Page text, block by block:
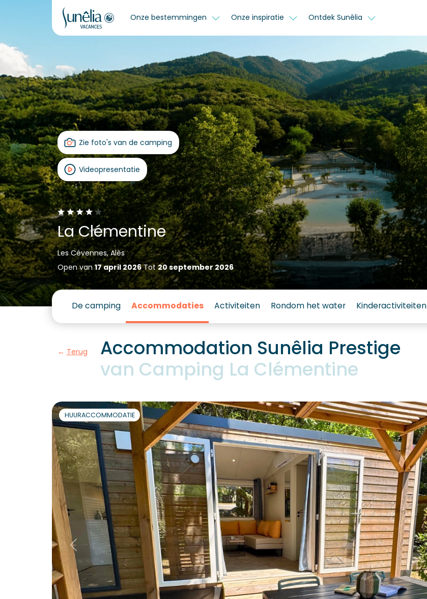
Onze bestemmingen Onze inspiratie Ontdek Sunêlia
Zie foto's van de camping
Videopresentatie
La Clémentine
Les Cévennes, Alès
Open van17 april 2026Tot 20 september 2026
De camping Accommodaties Activiteiten Rondom het water Kinderactiviteiten
Terug
Accommodation Sunêlia Prestige
van Camping La Clémentine
HUURACCOMMODATIE